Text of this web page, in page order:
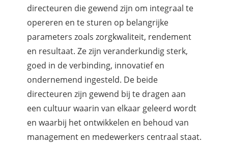
directeuren die gewend zijn om integraal te
opereren en te sturen op belangrijke
parameters zoals zorgkwaliteit, rendement
en resultaat. Ze zijn veranderkundig sterk,
goed in de verbinding, innovatief en
ondernemend ingesteld. De beide
directeuren zijn gewend bij te dragen aan
een cultuur waarin van elkaar geleerd wordt
en waarbij het ontwikkelen en behoud van
management en medewerkers centraal staat.